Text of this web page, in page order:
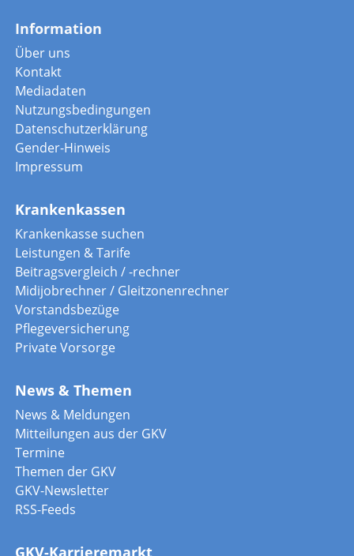
Information
Über uns
Kontakt
Mediadaten
Nutzungsbedingungen
Datenschutzerklärung
Gender-Hinweis
Impressum
Krankenkassen
Krankenkasse suchen
Leistungen & Tarife
Beitragsvergleich / -rechner
Midijobrechner / Gleitzonenrechner
Vorstandsbezüge
Pflegeversicherung
Private Vorsorge
News & Themen
News & Meldungen
Mitteilungen aus der GKV
Termine
Themen der GKV
GKV-Newsletter
RSS-Feeds